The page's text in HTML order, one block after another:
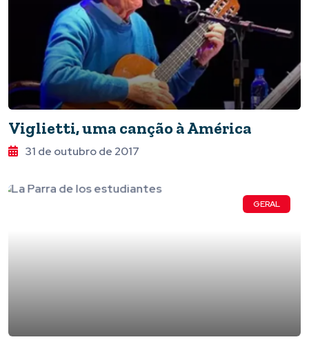
Viglietti, uma canção à América
31 de outubro de 2017
GERAL